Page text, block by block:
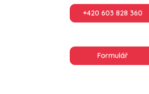
+420 603 828 360
Formulář